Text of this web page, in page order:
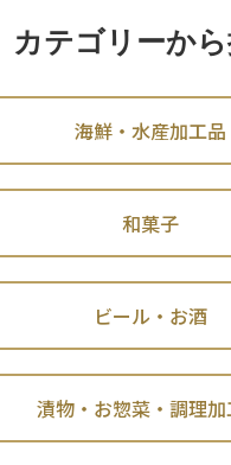
カテゴリーか
海鮮・水産加工品
和菓子
ビール・お酒
漬物・お惣菜・調理加